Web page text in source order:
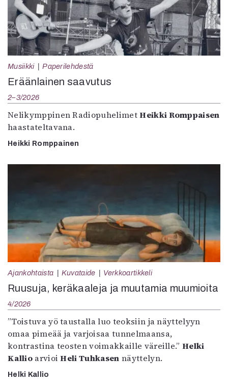
Musiikki Paperilehdestä
Eräänlainen saavutus
2–3/2026
Nelikymppinen RadiopuhelimetHeikki Romppaisen
haastateltavana.
Heikki Romppainen
Ajankohtaista Kuvataide Verkkoartikkeli
Ruusuja, keräkaaleja ja muutamia muumioita
4/2026
”Toistuva yö taustalla luo teoksiin ja näyttelyyn
omaa pimeää ja varjoisaa tunnelmaansa,
kontrastina teosten voimakkaille väreille.”Helki
KallioarvioiHeli Tuhkasen näyttelyn.
Helki Kallio